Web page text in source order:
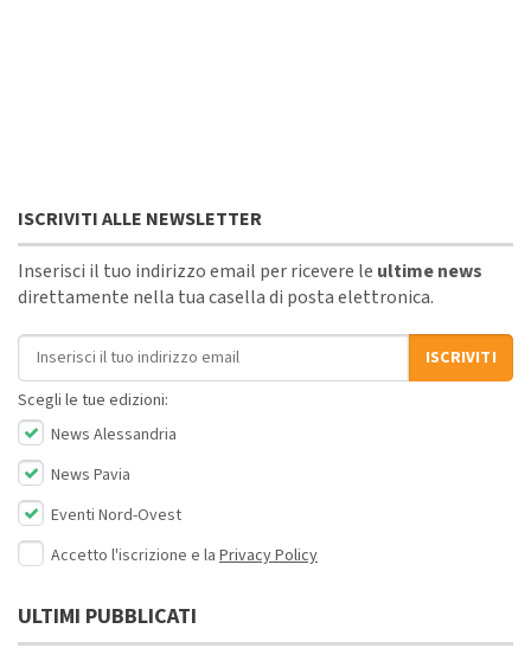
ISCRIVITI ALLE NEWSLETTER
Inserisci il tuo indirizzo email per ricevere le ultime news
direttamente nella tua casella di posta elettronica.
Indirizzo email
ISCRIVITI
Scegli le tue edizioni:
News Alessandria
News Pavia
Eventi Nord-Ovest
Accetto l'iscrizione e la Privacy Policy
ULTIMI PUBBLICATI